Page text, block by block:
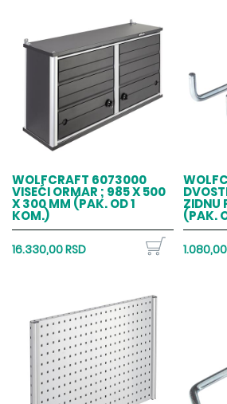
WOLFCRAFT 6073000
VISEĆI ORMAR ; 985 X 500
X 300 MM (PAK. OD 1
KOM.)
16.330,00 RSD
ZIDNU
(PAK.